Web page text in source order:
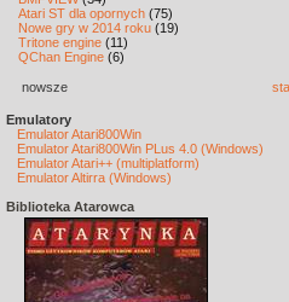
Atari ST dla opornych (75)
Nowe gry w 2014 roku (19)
Tritone engine (11)
QChan Engine (6)
nowsze
Emulatory
Emulator Atari800Win
Emulator Atari800Win PLus 4.0 (Windows)
Emulator Atari++ (multiplatform)
Emulator Altirra (Windows)
Biblioteka Atarowca